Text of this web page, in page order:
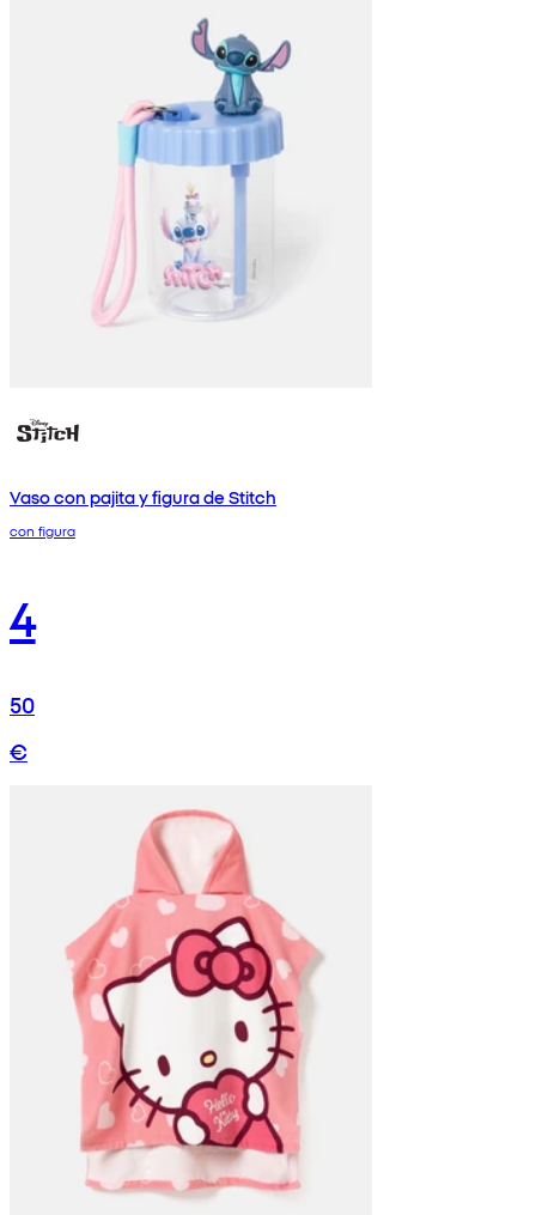
Vaso con pajita y figura de Stitch
con figura
4
50
€